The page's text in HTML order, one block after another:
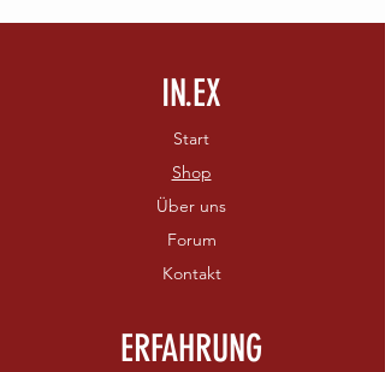
IN.EX
Start
Shop
Über uns
Forum
Kontakt
ERFAHRUNG